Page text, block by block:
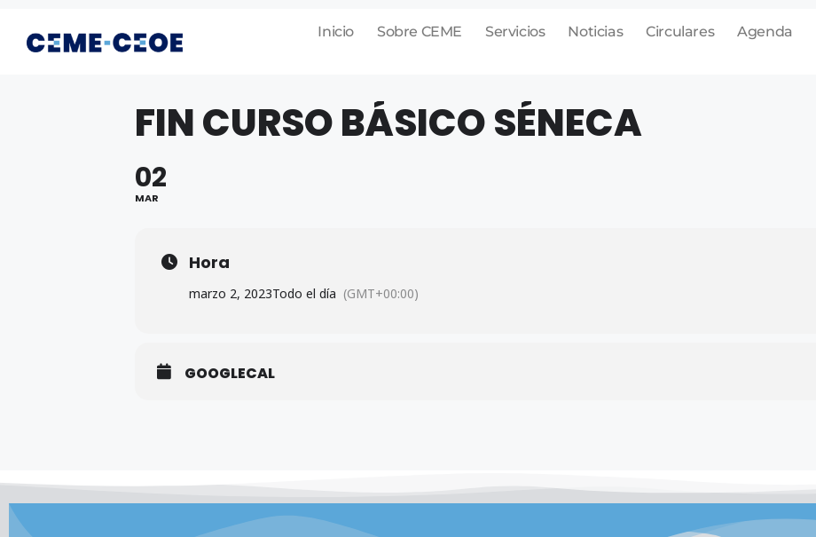
Inicio Sobre CEME Servicios Noticias Circulares Agenda
FIN CURSO BÁSICO SÉNECA
02
MAR
Hora
marzo 2, 2023Todo el día (GMT+00:00)
GOOGLECAL